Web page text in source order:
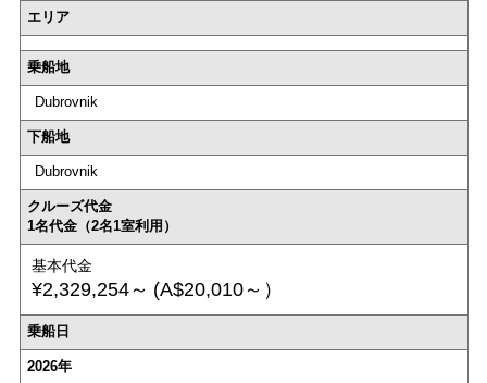
エリア
乗船地
Dubrovnik
下船地
Dubrovnik
クルーズ代金
1名代金（2名1室利用）
基本代金
¥2,329,254～ (A$20,010～）
乗船日
2026年